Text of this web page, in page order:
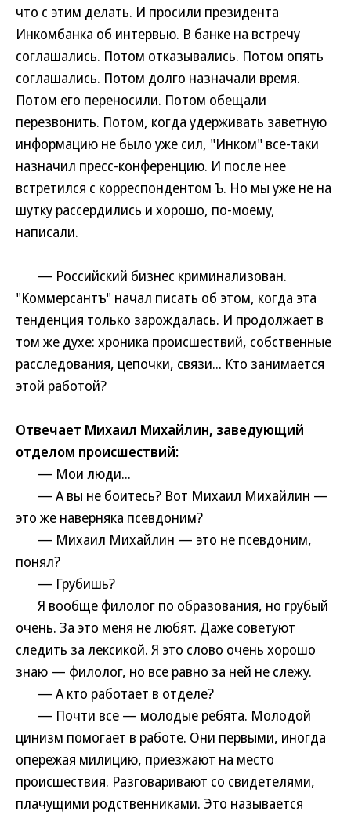
что с этим делать. И просили президента
Инкомбанка об интервью. В банке на встречу
соглашались. Потом отказывались. Потом опять
соглашались. Потом долго назначали время.
Потом его переносили. Потом обещали
перезвонить. Потом, когда удерживать заветную
информацию не было уже сил, "Инком" все-таки
назначил пресс-конференцию. И после нее
встретился с корреспондентом Ъ. Но мы уже не на
шутку рассердились и хорошо, по-моему,
написали.
— Российский бизнес криминализован.
"Коммерсантъ" начал писать об этом, когда эта
тенденция только зарождалась. И продолжает в
том же духе: хроника происшествий, собственные
расследования, цепочки, связи... Кто занимается
этой работой?
Отвечает Михаил Михайлин, заведующий
отделом происшествий:
— Мои люди...
— А вы не боитесь? Вот Михаил Михайлин —
это же наверняка псевдоним?
— Михаил Михайлин — это не псевдоним,
понял?
— Грубишь?
Я вообще филолог по образования, но грубый
очень. За это меня не любят. Даже советуют
следить за лексикой. Я это слово очень хорошо
знаю — филолог, но все равно за ней не слежу.
— А кто работает в отделе?
— Почти все — молодые ребята. Молодой
цинизм помогает в работе. Они первыми, иногда
опережая милицию, приезжают на место
происшествия. Разговаривают со свидетелями,
плачущими родственниками. Это называется